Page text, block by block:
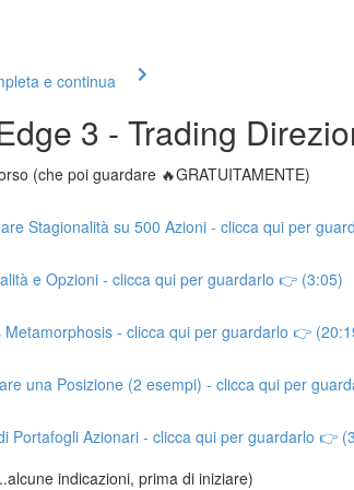
e continua
3 - Trading
(che poi guardare 🔥GRATUITAMENTE)
Stagionalità su 500 Azioni - clicca qui per
e Opzioni - clicca qui per guardarlo 👉 (3:05)
Metamorphosis - clicca qui per guardarlo 👉
una Posizione (2 esempi) - clicca qui per
Portafogli Azionari - clicca qui per guardarlo 👉
indicazioni, prima di iniziare)